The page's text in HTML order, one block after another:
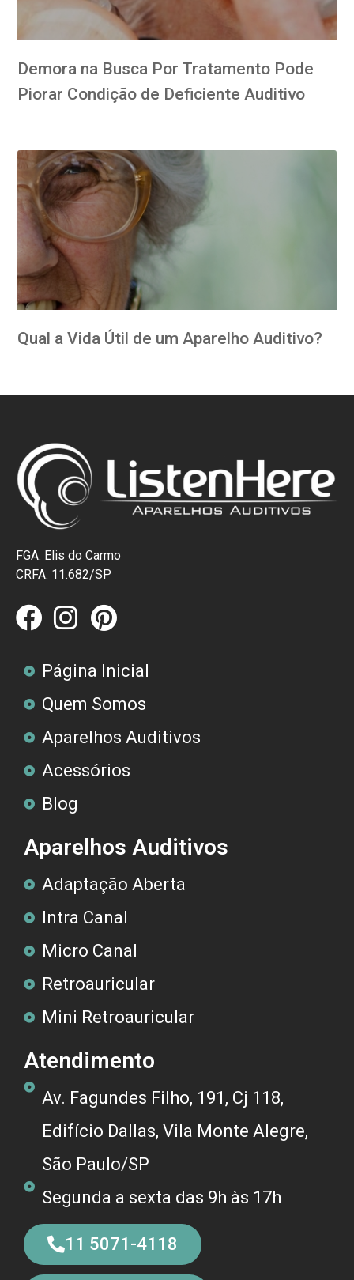
Demora na Busca Por Tratamento Pode
Piorar Condição de Deficiente Auditivo
Qual a Vida Útil de um Aparelho Auditivo?
FGA. Elis do Carmo
CRFA. 11.682/SP
Página Inicial
Quem Somos
Aparelhos Auditivos
Acessórios
Blog
Aparelhos Auditivos
Adaptação Aberta
Intra Canal
Micro Canal
Retroauricular
Mini Retroauricular
Atendimento
Av. Fagundes Filho, 191, Cj 118,
Edifício Dallas, Vila Monte Alegre,
São Paulo/SP
Segunda a sexta das 9h às 17h
11 5071-4118